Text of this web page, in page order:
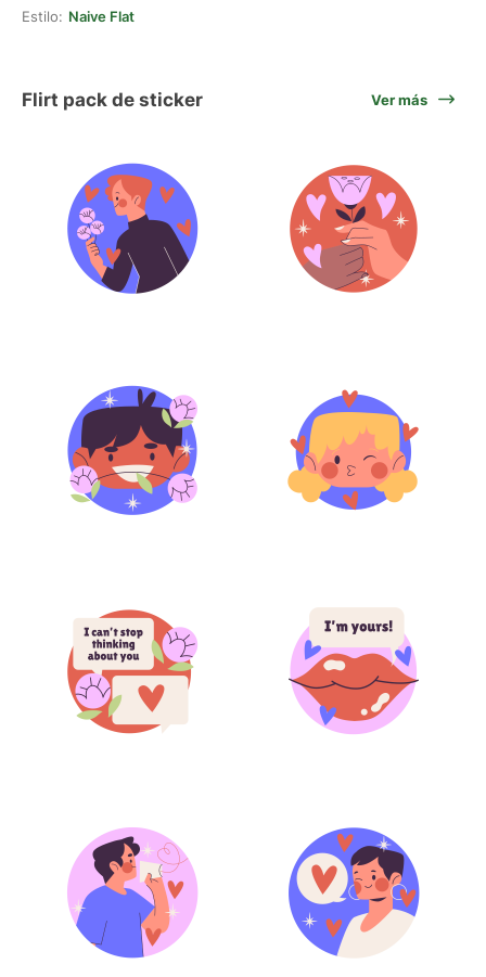
Estilo: Naive Flat
Flirt pack de sticker Ver más